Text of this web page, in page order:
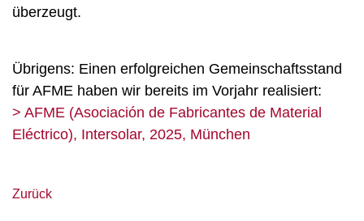
überzeugt.
Übrigens: Einen erfolgreichen Gemeinschaftsstand
für AFME haben wir bereits im Vorjahr realisiert:
> AFME (Asociación de Fabricantes de Material
Eléctrico), Intersolar, 2025, München
Zurück